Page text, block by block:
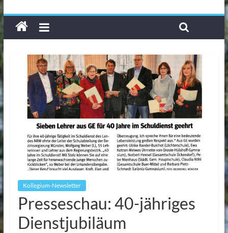
Kollegium-Newsletter
Presseschau: 40-jähriges
Dienstjubiläum